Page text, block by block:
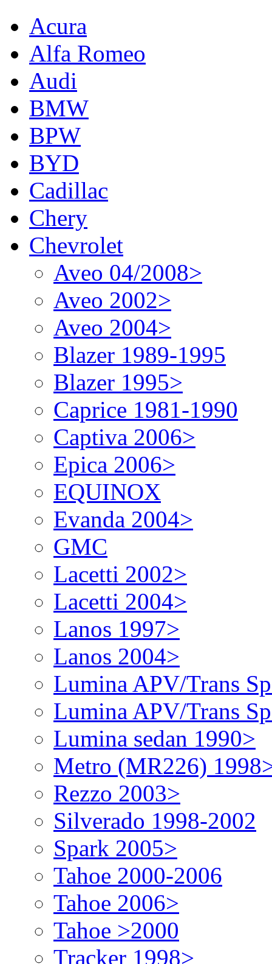
Acura
Alfa Romeo
Audi
BMW
BPW
BYD
Cadillac
Chery
Chevrolet
Aveo 04/2008>
Aveo 2002>
Aveo 2004>
Blazer 1989-1995
Blazer 1995>
Caprice 1981-1990
Captiva 2006>
Epica 2006>
EQUINOX
Evanda 2004>
GMC
Lacetti 2002>
Lacetti 2004>
Lanos 1997>
Lanos 2004>
Lumina APV/Trans
Lumina APV/Trans
Lumina sedan 1990>
Metro (MR226)
Rezzo 2003>
Silverado 1998-2002
Spark 2005>
Tahoe 2000-2006
Tahoe 2006>
Tahoe >2000
Tracker 1998>